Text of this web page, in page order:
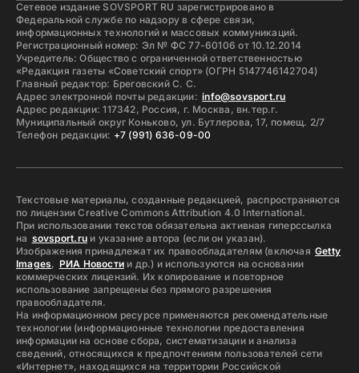
Сетевое издание SOVSPORT RU зарегистрировано в
Федеральной службе по надзору в сфере связи,
информационных технологий и массовых коммуникаций.
Регистрационный номер: Эл № ФС 77-60106 от 10.12.2014
Учредитель: Общество с ограниченной ответственностью
«Редакция газеты «Советский спорт» (ОГРН 5147746142704)
Главный редактор: Бреговский С. С.
Адрес электронной почты редакции: info@sovsport.ru
Адрес редакции: 117342, Россия, г. Москва, вн.тер.г.
Муниципальный округ Коньково, ул. Бутлерова, 17, помещ. 2/7
Телефон редакции: +7 (991) 636-09-00
Текстовые материалы, созданные редакцией, распространяются
по лицензии Creative Commons Attribution 4.0 International.
При использовании текстов обязательна активная гиперссылка
на sovsport.ruи указание автора (если он указан).
Изображения принадлежат их правообладателям (включая Getty
Images, РИА Новости и др.) и используются на основании
коммерческих лицензий. Их копирование и повторное
использование запрещены без прямого разрешения
правообладателя.
На информационном ресурсе применяются рекомендательные
технологии (информационные технологии предоставления
информации на основе сбора, систематизации и анализа
сведений, относящихся к предпочтениям пользователей сети
«Интернет», находящихся на территории Российской